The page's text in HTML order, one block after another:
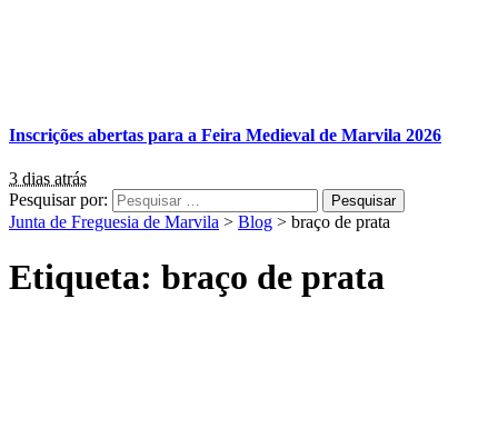
Inscrições abertas para a Feira Medieval de Marvila 2026
3 dias atrás
Pesquisar por:
Junta de Freguesia de Marvila > Blog > braço de prata
Etiqueta: braço de prata